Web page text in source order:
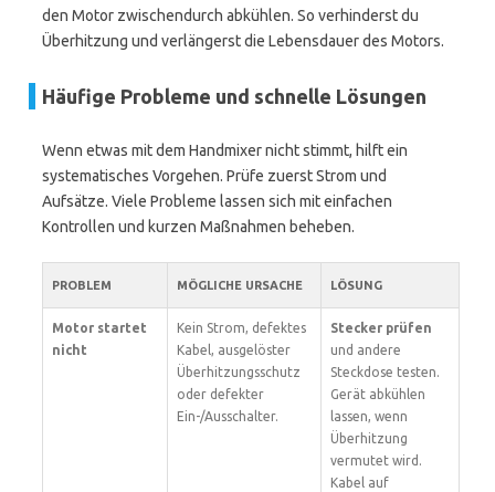
den Motor zwischendurch abkühlen. So verhinderst du
Überhitzung und verlängerst die Lebensdauer des Motors.
Häufige Probleme und schnelle Lösungen
Wenn etwas mit dem Handmixer nicht stimmt, hilft ein
systematisches Vorgehen. Prüfe zuerst Strom und
Aufsätze. Viele Probleme lassen sich mit einfachen
Kontrollen und kurzen Maßnahmen beheben.
PROBLEM MÖGLICHE URSACHE LÖSUNG
Motor startet
nicht
Kein Strom, defektes
Kabel, ausgelöster
Überhitzungsschutz
oder defekter
Ein-/Ausschalter.
Stecker prüfen
und andere
Steckdose testen.
Gerät abkühlen
lassen, wenn
Überhitzung
vermutet wird.
Kabel auf